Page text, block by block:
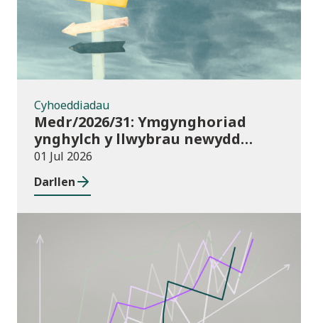
Cyhoeddiadau
Medr/2026/31: Ymgynghoriad
ynghylch y llwybrau newydd
arfaethedig yn y Fframwaith
Prentisiaeth Adeiladu a
Gwasanaethau Adeiladau
01 Jul 2026
Darllen